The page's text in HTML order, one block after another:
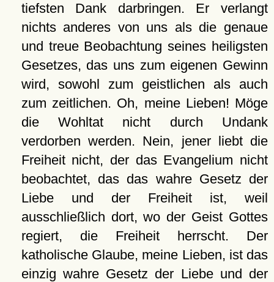
tiefsten Dank darbringen. Er verlangt
nichts anderes von uns als die genaue
und treue Beobachtung seines heiligsten
Gesetzes, das uns zum eigenen Gewinn
wird, sowohl zum geistlichen als auch
zum zeitlichen. Oh, meine Lieben! Möge
die Wohltat nicht durch Undank
verdorben werden. Nein, jener liebt die
Freiheit nicht, der das Evangelium nicht
beobachtet, das das wahre Gesetz der
Liebe und der Freiheit ist, weil
ausschließlich dort, wo der Geist Gottes
regiert, die Freiheit herrscht. Der
katholische Glaube, meine Lieben, ist das
einzig wahre Gesetz der Liebe und der